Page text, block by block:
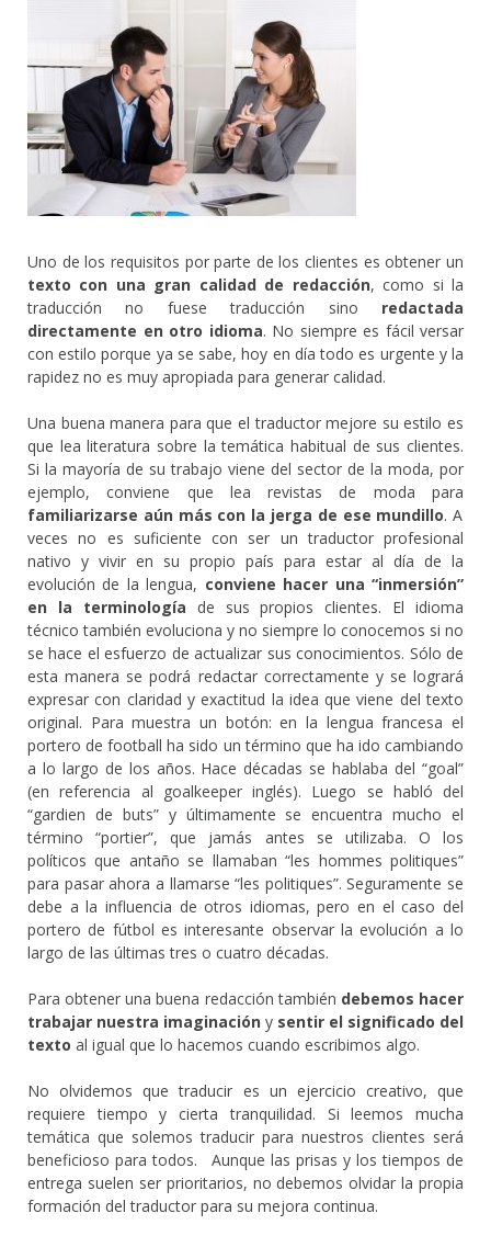
Uno de los requisitos por parte de los clientes es obtener un
texto con una gran calidad de redacción, como si la
traducción no fuese traducción sino redactada
directamente en otro idioma. No siempre es fácil versar
con estilo porque ya se sabe, hoy en día todo es urgente y la
rapidez no es muy apropiada para generar calidad.
Una buena manera para que el traductor mejore su estilo es
que lea literatura sobre la temática habitual de sus clientes.
Si la mayoría de su trabajo viene del sector de la moda, por
ejemplo, conviene que lea revistas de moda para
familiarizarse aún más con la jerga de ese mundillo. A
veces no es suficiente con ser un traductor profesional
nativo y vivir en su propio país para estar al día de la
evolución de la lengua, conviene hacer una “inmersión”
en la terminología de sus propios clientes. El idioma
técnico también evoluciona y no siempre lo conocemos si no
se hace el esfuerzo de actualizar sus conocimientos. Sólo de
esta manera se podrá redactar correctamente y se logrará
expresar con claridad y exactitud la idea que viene del texto
original. Para muestra un botón: en la lengua francesa el
portero de football ha sido un término que ha ido cambiando
a lo largo de los años. Hace décadas se hablaba del “goal”
(en referencia al goalkeeper inglés). Luego se habló del
“gardien de buts” y últimamente se encuentra mucho el
término “portier”, que jamás antes se utilizaba. O los
políticos que antaño se llamaban “les hommes politiques”
para pasar ahora a llamarse “les politiques”. Seguramente se
debe a la influencia de otros idiomas, pero en el caso del
portero de fútbol es interesante observar la evolución a lo
largo de las últimas tres o cuatro décadas.
Para obtener una buena redacción también debemos hacer
trabajar nuestra imaginación y sentir el significado del
texto al igual que lo hacemos cuando escribimos algo.
No olvidemos que traducir es un ejercicio creativo, que
requiere tiempo y cierta tranquilidad. Si leemos mucha
temática que solemos traducir para nuestros clientes será
beneficioso para todos. Aunque las prisas y los tiempos de
entrega suelen ser prioritarios, no debemos olvidar la propia
formación del traductor para su mejora continua.